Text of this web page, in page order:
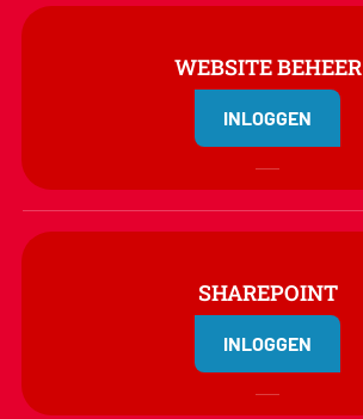
WEBSITE BEHEER
INLOGGEN
SHAREPOINT
INLOGGEN